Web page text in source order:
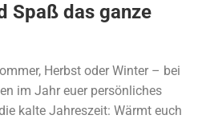
Spaß das ganze
Herbst oder Winter – bei
im Jahr euer persönliches
kalte Jahreszeit: Wärmt euch